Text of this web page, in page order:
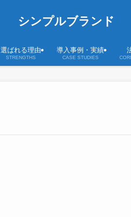
シンプルブランド
選ばれる理由
STRENGTHS
導入事例・実績
CASE STUDIES